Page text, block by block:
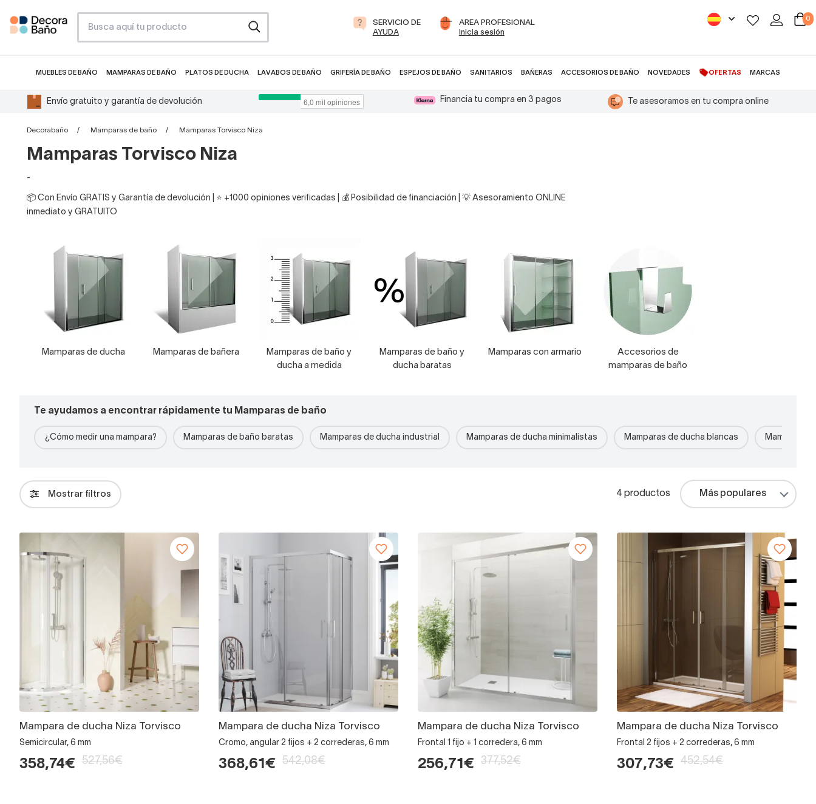
SERVICIO DE
AYUDA
AREA PROFESIONAL
Inicia sesión
0
MUEBLES DE BAÑO MAMPARAS DE BAÑO PLATOS DE DUCHA LAVABOS DE BAÑO GRIFERÍA DE BAÑO ESPEJOS DE BAÑO SANITARIOS BAÑERAS ACCESORIOS DE BAÑO NOVEDADES OFERTAS MARCAS
Envío gratuito y garantía de devolución Financia tu compra en 3 pagos Te asesoramos en tu compra online
Decorabaño Mamparas de baño Mamparas Torvisco Niza
Mamparas Torvisco Niza
-
📦 Con Envío GRATIS y Garantía de devolución | ⭐ +1000 opiniones verificadas | 💰 Posibilidad de financiación | 💡 Asesoramiento ONLINE
inmediato y GRATUITO
Mamparas de ducha Mamparas de bañera
Mamparas de baño y
ducha a medida
Mamparas de baño y
ducha baratas
Mamparas con armario
Accesorios de
mamparas de baño
Te ayudamos a encontrar rápidamente tu Mamparas de baño
¿Cómo medir una mampara? Mamparas de baño baratas Mamparas de ducha industrial Mamparas de ducha minimalistas Mamparas de ducha blancas Mamparas
Mostrar filtros 4 productos
Mampara de ducha Niza Torvisco
Semicircular, 6 mm
358,74€ 527,56€
Mampara de ducha Niza Torvisco
Cromo, angular 2 fijos + 2 correderas, 6 mm
368,61€ 542,08€
Mampara de ducha Niza Torvisco
Frontal 1 fijo + 1 corredera, 6 mm
256,71€ 377,52€
Mampara de ducha Niza Torvisco
Frontal 2 fijos + 2 correderas, 6 mm
307,73€ 452,54€